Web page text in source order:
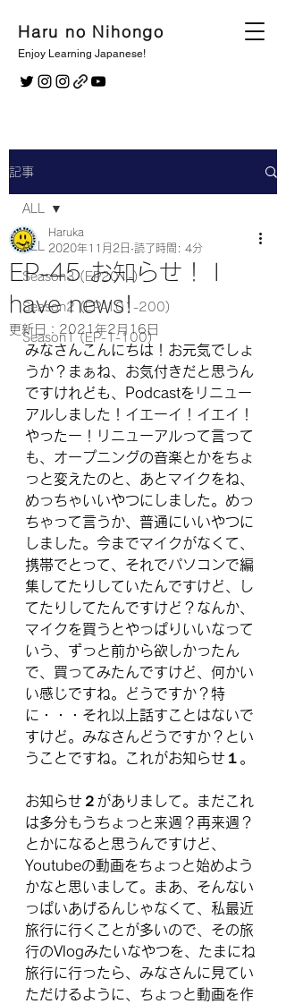
Haru no Nihongo
Enjoy Learning Japanese!
記事
ALL
Season3 (EP201-)
Season2 (EP-101-200)
Season1 (EP-1-100)
ALL
EP-45 お知らせ！ I
have news!
Haruka
2020年11月2日 読了時間: 4分
更新日： 2021年2月16日
みなさんこんにちは！お元気でしょ
うか？まぁね、お気付きだと思うん
ですけれども、Podcastをリニュー
アルしました！イエーイ！イエイ！
やったー！リニューアルって言って
も、オープニングの音楽とかをちょ
っと変えたのと、あとマイクをね、
めっちゃいいやつにしました。めっ
ちゃって言うか、普通にいいやつに
しました。今までマイクがなくて、
携帯でとって、それでパソコンで編
集してたりしていたんですけど、し
てたりしてたんですけど？なんか、
マイクを買うとやっぱりいいなって
いう、ずっと前から欲しかったん
で、買ってみたんですけど、何かい
い感じですね。どうですか？特
に・・・それ以上話すことはないで
すけど。みなさんどうですか？とい
うことですね。これがお知らせ１。
お知らせ２がありまして。まだこれ
は多分もうちょっと来週？再来週？
とかになると思うんですけど、
Youtubeの動画をちょっと始めよう
かなと思いまして。まあ、そんない
っぱいあげるんじゃなくて、私最近
旅行に行くことが多いので、その旅
行のVlogみたいなやつを、たまにね
旅行に行ったら、みなさんに見てい
ただけるように、ちょっと動画を作